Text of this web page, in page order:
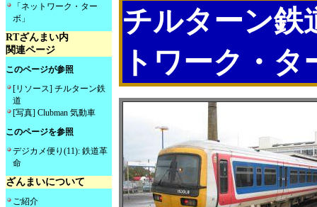
「ネットワーク・ター
ボ」
RTざんまい内
関連ページ
このページが参照
[リソース] チルターン鉄
道
[写真] Clubman 気動車
このページを参照
デジカメ便り(11): 鉄道革
命
ざんまいについて
ご紹介
チルターン鉄
トワーク・タ